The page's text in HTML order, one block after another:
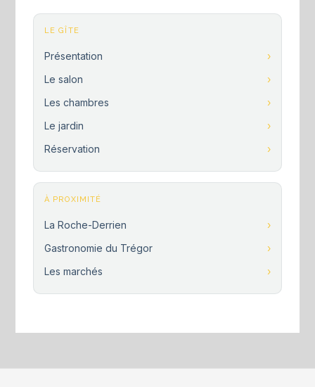
LE GÎTE
Présentation
Le salon
Les chambres
Le jardin
Réservation
À PROXIMITÉ
La Roche-Derrien
Gastronomie du Trégor
Les marchés